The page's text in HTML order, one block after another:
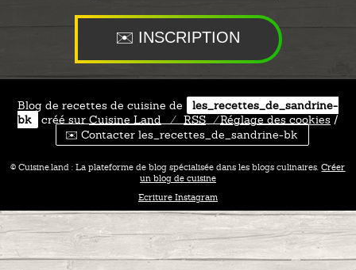
Blog de recettes de cuisine de
les_recettes_de_sandrine-
bk
créé sur Cuisine Land ⁄ RSS ⁄Réglage des cookies /
✉️ Contacter les_recettes_de_sandrine-bk
© Cuisine.land : La plateforme de blog spécialisée dans les blogs culinaires.Créer
un blog de cuisine
Ecriture Instagram